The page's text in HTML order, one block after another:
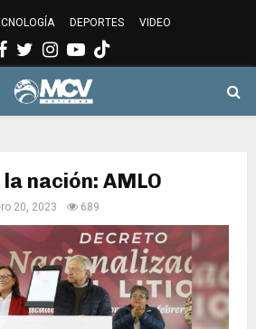
DEPORTES VIDEO
Facebook
Twitter
Instagram
Youtube
nación: AMLO
20, 2023 689